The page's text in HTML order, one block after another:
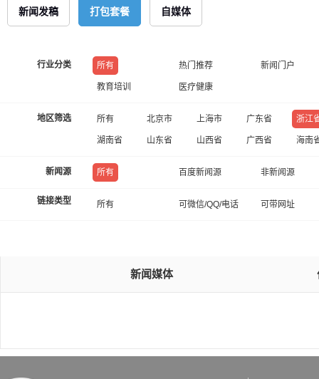
新闻发稿 打包套餐 自媒体
行业分类 所有 热门推荐 新闻门户
教育培训 医疗健康
地区筛选 所有 北京市 上海市 广东省 浙江
湖南省 山东省 山西省 广西省 海南
新闻源 所有 百度新闻源 非新闻源
链接类型 所有 可微信/QQ/电话 可带网址
新闻媒体